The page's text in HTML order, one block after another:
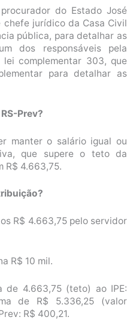
do Estado José
chefe jurídico da Casa Civil
pública, para detalhar as
dos responsáveis pela
complementar 303, que
para detalhar as
Prev?
manter o salário igual ou
que supere o teto da
R$ 4.663,75.
R$ 4.663,75 pelo servidor
R$ 10 mil.
de 4.663,75 (teto) ao IPE:
de R$ 5.336,25 (valor
R$ 400,21.